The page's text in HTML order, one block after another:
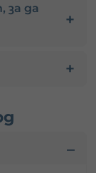
за да